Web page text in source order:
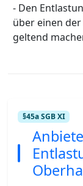
- Den
über einen
geltend
§45a SGB XI